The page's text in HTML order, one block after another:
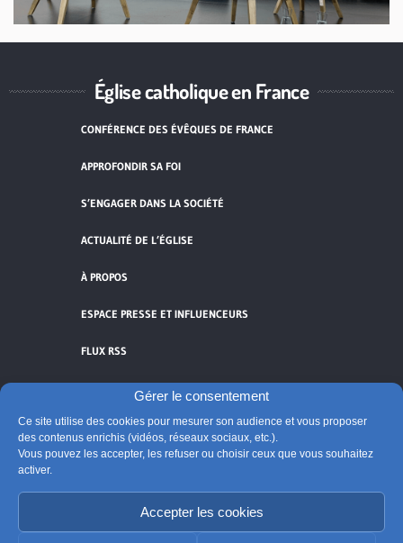
Gérer le consentement
Ce site utilise des cookies pour mesurer son audience et vous proposer
des contenus enrichis (vidéos, réseaux sociaux, etc.).
Vous pouvez les accepter, les refuser ou choisir ceux que vous souhaitez
activer.
Accepter les cookies
Église catholique en France
CONFÉRENCE DES ÉVÊQUES DE FRANCE
APPROFONDIR SA FOI
S’ENGAGER DANS LA SOCIÉTÉ
ACTUALITÉ DE L’ÉGLISE
À PROPOS
ESPACE PRESSE ET INFLUENCEURS
FLUX RSS
Cliquez pour accepter les cookies de